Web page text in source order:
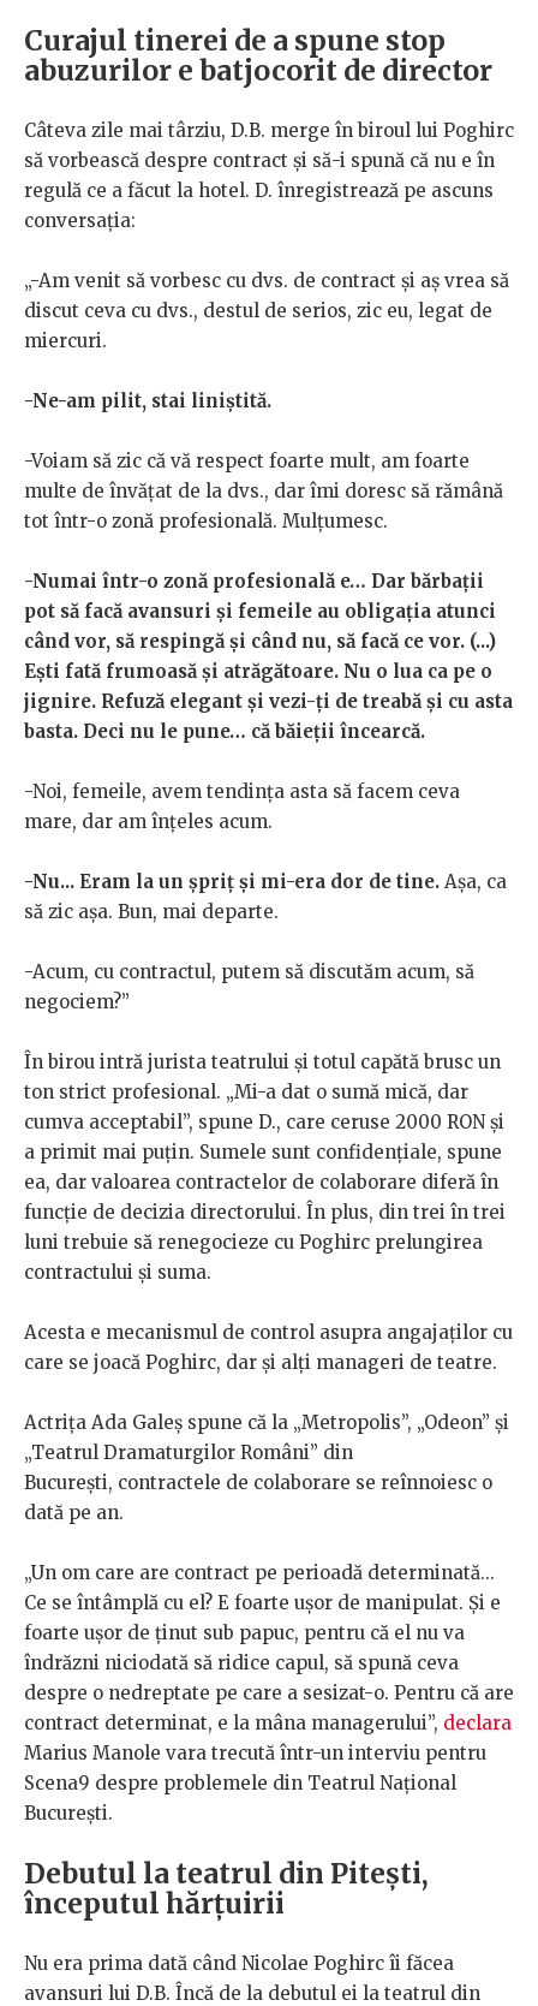
Curajul tinerei de a spune stop
abuzurilor e batjocorit de director
Câteva zile mai târziu, D.B. merge în biroul lui Poghirc
să vorbească despre contract și să-i spună că nu e în
regulă ce a făcut la hotel. D. înregistrează pe ascuns
conversația:
„-Am venit să vorbesc cu dvs. de contract și aș vrea să
discut ceva cu dvs., destul de serios, zic eu, legat de
miercuri.
-Ne-am pilit, stai liniștită.
-Voiam să zic că vă respect foarte mult, am foarte
multe de învățat de la dvs., dar îmi doresc să rămână
tot într-o zonă profesională. Mulțumesc.
-Numai într-o zonă profesională e… Dar bărbații
pot să facă avansuri și femeile au obligația atunci
când vor, să respingă și când nu, să facă ce vor. (...)
Ești fată frumoasă și atrăgătoare. Nu o lua ca pe o
jignire. Refuză elegant și vezi-ți de treabă și cu asta
basta. Deci nu le pune… că băieții încearcă.
-Noi, femeile, avem tendința asta să facem ceva
mare, dar am înțeles acum.
-Nu... Eram la un șpriț și mi-era dor de tine. Așa, ca
să zic așa. Bun, mai departe.
-Acum, cu contractul, putem să discutăm acum, să
negociem?”
În birou intră jurista teatrului și totul capătă brusc un
ton strict profesional. „Mi-a dat o sumă mică, dar
cumva acceptabil”, spune D., care ceruse 2000 RON și
a primit mai puțin. Sumele sunt confidențiale, spune
ea, dar valoarea contractelor de colaborare diferă în
funcție de decizia directorului. În plus, din trei în trei
luni trebuie să renegocieze cu Poghirc prelungirea
contractului și suma.
Acesta e mecanismul de control asupra angajaților cu
care se joacă Poghirc, dar și alți manageri de teatre.
Actrița Ada Galeș spune că la „Metropolis”, „Odeon” și
„Teatrul Dramaturgilor Români” din
București, contractele de colaborare se reînnoiesc o
dată pe an.
„Un om care are contract pe perioadă determinată...
Ce se întâmplă cu el? E foarte ușor de manipulat. Și e
foarte ușor de ținut sub papuc, pentru că el nu va
îndrăzni niciodată să ridice capul, să spună ceva
despre o nedreptate pe care a sesizat-o. Pentru că are
contract determinat, e la mâna managerului”, declara
Marius Manole vara trecută într-un interviu pentru
Scena9 despre problemele din Teatrul Național
București.
Debutul la teatrul din Pitești,
începutul hărțuirii
Nu era prima dată când Nicolae Poghirc îi făcea
avansuri lui D.B. Încă de la debutul ei la teatrul din